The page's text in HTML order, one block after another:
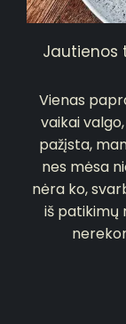
Jautienos
Vienas
vaikai
pažįsta,
nes mėsa
nėra ko,
iš patikimų